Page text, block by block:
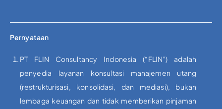
Pernyataan
PT FLIN Consultancy Indonesia (“FLIN”) adalah
penyedia layanan konsultasi manajemen utang
(restrukturisasi, konsolidasi, dan mediasi), bukan
lembaga keuangan dan tidak memberikan pinjaman